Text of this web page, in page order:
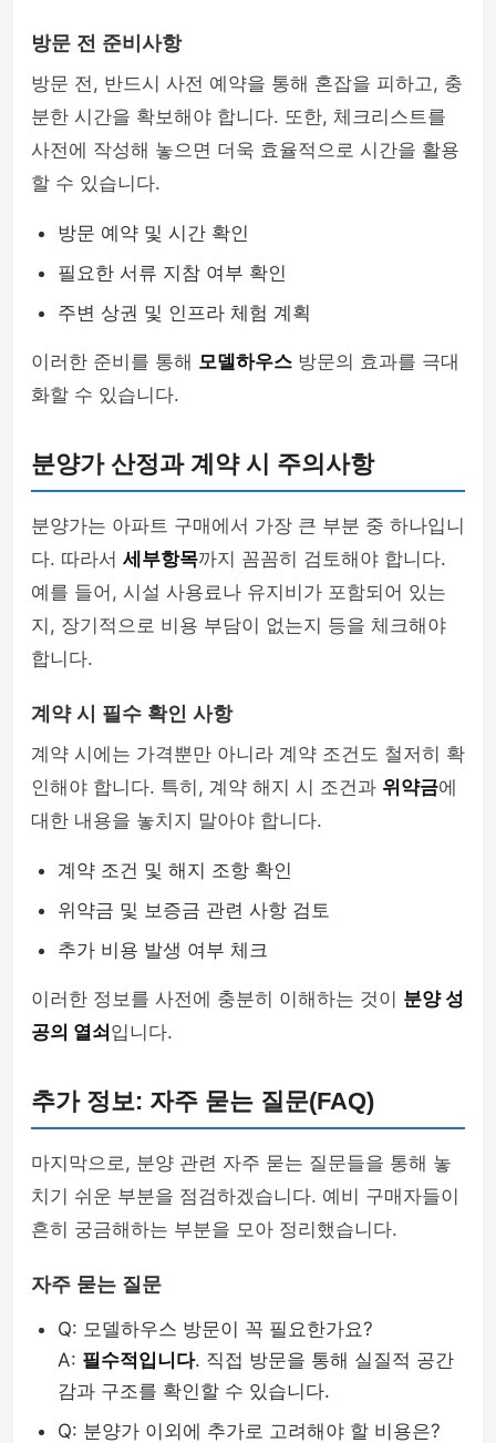
방문 전 준비사항
방문 전, 반드시 사전 예약을 통해 혼잡을 피하고, 충
분한 시간을 확보해야 합니다. 또한, 체크리스트를
사전에 작성해 놓으면 더욱 효율적으로 시간을 활용
할 수 있습니다.
방문 예약 및 시간 확인
필요한 서류 지참 여부 확인
주변 상권 및 인프라 체험 계획
이러한 준비를 통해 모델하우스 방문의 효과를 극대
화할 수 있습니다.
분양가 산정과 계약 시 주의사항
분양가는 아파트 구매에서 가장 큰 부분 중 하나입니
다. 따라서 세부항목까지 꼼꼼히 검토해야 합니다.
예를 들어, 시설 사용료나 유지비가 포함되어 있는
지, 장기적으로 비용 부담이 없는지 등을 체크해야
합니다.
계약 시 필수 확인 사항
계약 시에는 가격뿐만 아니라 계약 조건도 철저히 확
인해야 합니다. 특히, 계약 해지 시 조건과 위약금에
대한 내용을 놓치지 말아야 합니다.
계약 조건 및 해지 조항 확인
위약금 및 보증금 관련 사항 검토
추가 비용 발생 여부 체크
이러한 정보를 사전에 충분히 이해하는 것이 분양 성
공의 열쇠 입니다.
추가 정보: 자주 묻는 질문(FAQ)
마지막으로, 분양 관련 자주 묻는 질문들을 통해 놓
치기 쉬운 부분을 점검하겠습니다. 예비 구매자들이
흔히 궁금해하는 부분을 모아 정리했습니다.
자주 묻는 질문
Q: 모델하우스 방문이 꼭 필요한가요?
A: 필수적입니다. 직접 방문을 통해 실질적 공간
감과 구조를 확인할 수 있습니다.
Q: 분양가 이외에 추가로 고려해야 할 비용은?